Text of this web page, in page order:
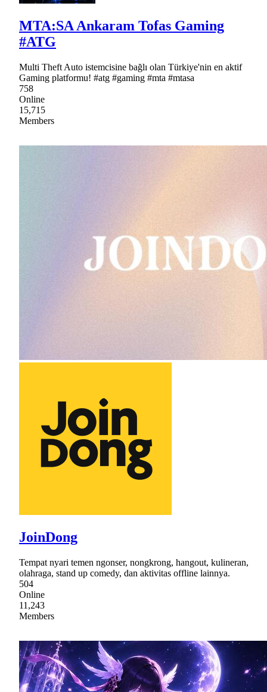
MTA:SA Ankaram Tofas Gaming
#ATG
Multi Theft Auto istemcisine bağlı olan Türkiye'nin en aktif
Gaming platformu! #atg #gaming #mta #mtasa
758
Online
15,715
Members
JoinDong
Tempat nyari temen ngonser, nongkrong, hangout, kulineran,
olahraga, stand up comedy, dan aktivitas offline lainnya.
504
Online
11,243
Members